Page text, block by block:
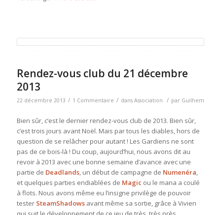
Rendez-vous club du 21 décembre
2013
22 décembre 2013 / 1 Commentaire / dans Association / par Guilhem
Bien sûr, c’est le dernier rendez-vous club de 2013. Bien sûr,
c’est trois jours avant Noël. Mais par tous les diables, hors de
question de se relâcher pour autant ! Les Gardiens ne sont
pas de ce bois-là ! Du coup, aujourd’hui, nous avons dit au
revoir à 2013 avec une bonne semaine d’avance avec une
partie de Deadlands, un début de campagne de Numenéra
et quelques parties endiablées de Magic ou le mana a coulé
à flots. Nous avons même eu l’insigne privilège de pouvoir
tester SteamShadows avant même sa sortie, grâce à Vivien